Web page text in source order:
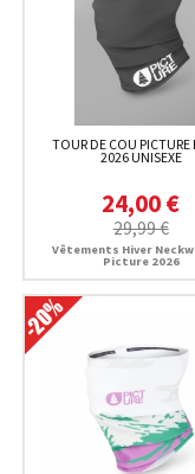
TOUR DE COU PICTURE
2026 UNISEXE
24,00 €
29,99 €
Vêtements Hiver
Picture 2026